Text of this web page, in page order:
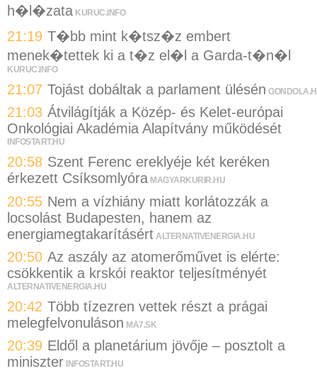
h�l�zata KURUC.INFO
21:19 T�bb mint k�tsz�z embert
menek�tettek ki a t�z el�l a Garda-t�n�l
KURUC.INFO
21:07 Tojást dobáltak a parlament ülésén
21:03 Átvilágítják a Közép- és Kelet-európai
Onkológiai Akadémia Alapítvány működését
INFOSTART.HU
20:58 Szent Ferenc ereklyéje két keréken
érkezett Csíksomlyóra MAGYARKURIR.HU
20:55 Nem a vízhiány miatt korlátozzák a
locsolást Budapesten, hanem az
energiamegtakarításért ALTERNATIVENERGIA.HU
20:50 Az aszály az atomerőművet is elérte:
csökkentik a krskói reaktor teljesítményét
ALTERNATIVENERGIA.HU
20:42 Több tízezren vettek részt a prágai
melegfelvonuláson MA7.SK
20:39 Eldől a planetárium jövője – posztolt a
miniszter INFOSTART.HU